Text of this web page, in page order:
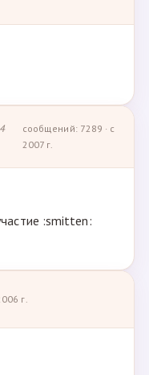
сообщений: 7289 · с
2007 г.
:smitten:
г.